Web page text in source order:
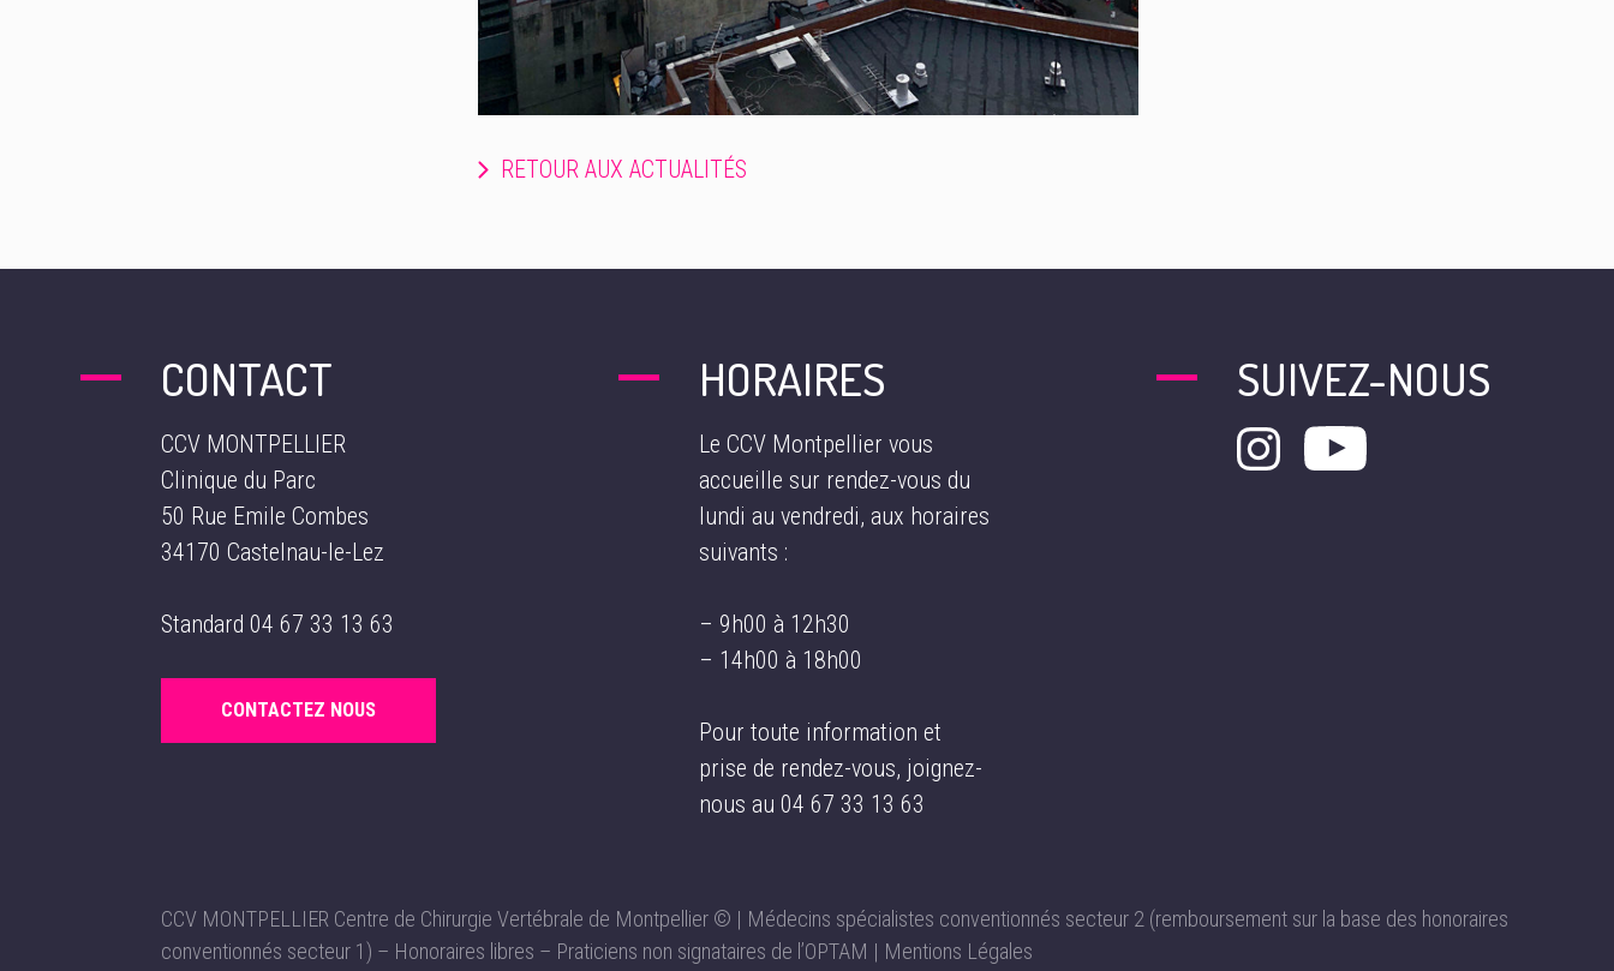
RETOUR AUX ACTUALITÉS
CONTACT
CCV MONTPELLIER
Clinique du Parc
50 Rue Emile Combes
34170 Castelnau-le-Lez
Standard04 67 33 13 63
CONTACTEZ NOUS
HORAIRES
Le CCV Montpellier vous
accueille sur rendez-vous du
lundi au vendredi, aux horaires
suivants :
– 9h00 à 12h30
– 14h00 à 18h00
Pour toute information et
prise de rendez-vous, joignez-
nous au04 67 33 13 63
SUIVEZ-NOUS
CCV MONTPELLIER Centre de Chirurgie Vertébrale de Montpellier © | Médecins spécialistes conventionnés secteur 2 (remboursement sur la base des honoraires
conventionnés secteur 1) – Honoraires libres – Praticiens non signataires de l’OPTAM | Mentions Légales